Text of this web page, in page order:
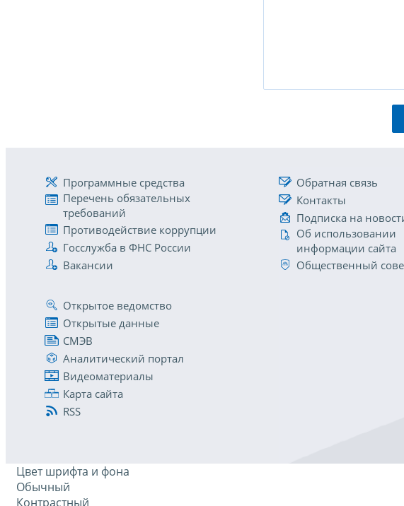
Программные средства
Перечень обязательных
требований
Противодействие коррупции
Госслужба в ФНС России
Вакансии
Обратная связь
Контакты
Подписка на
Об использовании
информации сайта
Общественный
Открытое ведомство
Открытые данные
СМЭВ
Аналитический портал
Видеоматериалы
Карта сайта
RSS
Цвет шрифта и фона
Обычный
Контрастный